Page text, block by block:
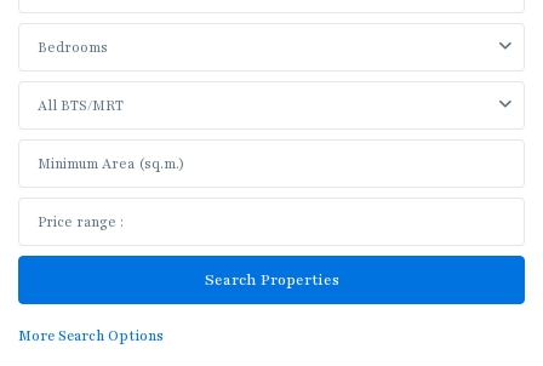
Bedrooms
All BTS/MRT
More Search Options